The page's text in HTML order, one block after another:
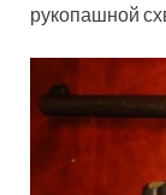
рукопашной